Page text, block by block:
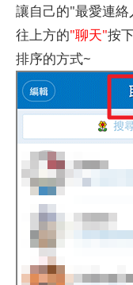
讓自己的"最愛連
往上方的"聊天"按
排序的方式~